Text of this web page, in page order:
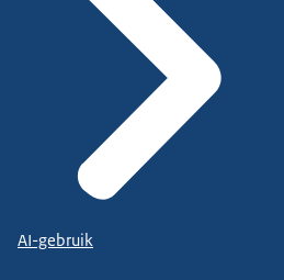
AI-gebruik